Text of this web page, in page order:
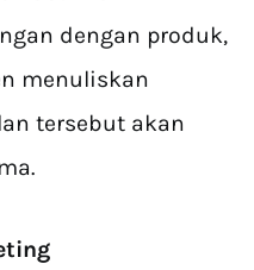
dengan produk,
menuliskan
tersebut akan